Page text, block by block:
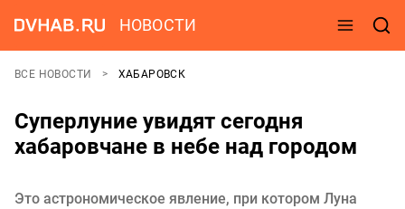
НОВОСТИ
ВСЕ НОВОСТИ ХАБАРОВСК
Суперлуние увидят сегодня
хабаровчане в небе над городом
Это астрономическое явление, при котором Луна